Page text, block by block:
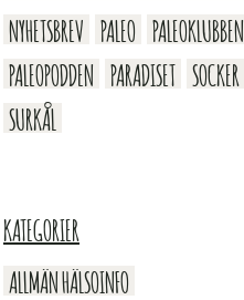
NYHETSBREV PALEO PALEOKLUBBEN
PALEOPODDEN PARADISET SOCKER
SURKÅL
KATEGORIER
ALLMÄN HÄLSOINFO